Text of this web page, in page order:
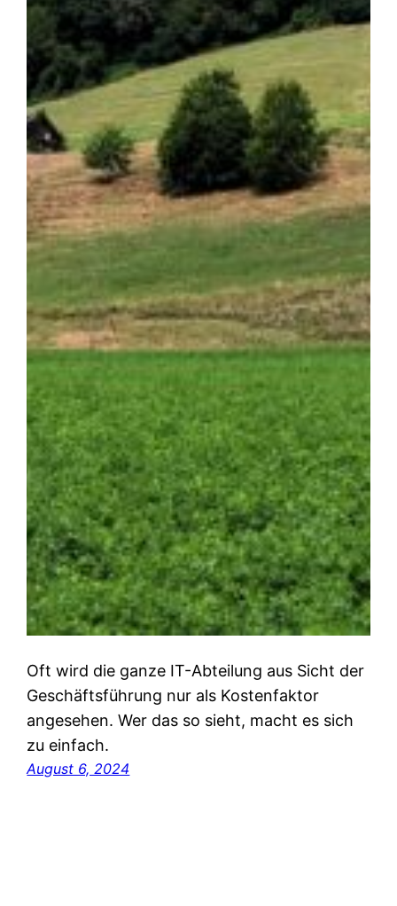
Oft wird die ganze IT-Abteilung aus Sicht der
Geschäftsführung nur als Kostenfaktor
angesehen. Wer das so sieht, macht es sich
zu einfach.
August 6, 2024